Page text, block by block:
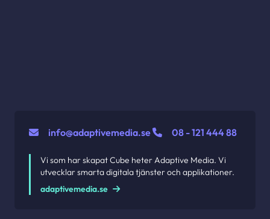
Vi som har skapat Cube heter Adaptive Media. Vi
utvecklar smarta digitala tjänster och applikationer.
adaptivemedia.se
info@adaptivemedia.se 08 - 121 444 88